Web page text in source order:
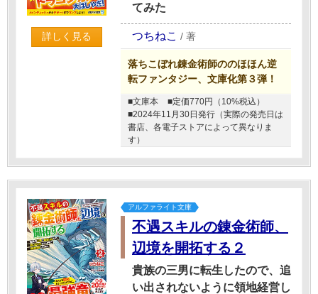
詳しく見る
てみた
つちねこ / 著
落ちこぼれ錬金術師ののほほん逆
転ファンタジー、文庫化第３弾！
■文庫本
■定価770円（10%税込）
■2024年11月30日発行（実際の発売日は
書店、各電子ストアによって異なりま
す）
アルファライト文庫
不遇スキルの錬金術師、
辺境を開拓する２
貴族の三男に転生したので、追
い出されないように領地経営し